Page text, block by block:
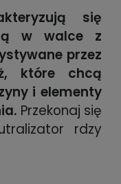
się
w walce z
przez
które chcą
i elementy
Przekonaj się
rdzy